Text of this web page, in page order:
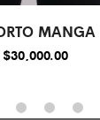
MANGA
$30,000.00